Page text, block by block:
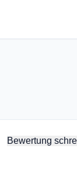
Bewertung